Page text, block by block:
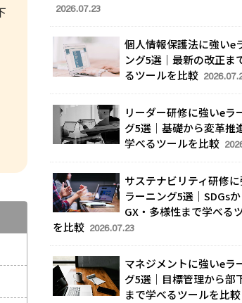
2026.07.23
個人情報保護法に強いe
ング5選｜最新の改正ま
るツールを比較
リーダー研修に強いeラ
グ5選｜基礎から変革推
学べるツールを比較
サステナビリティ研修
ラーニング5選｜SDGs
GX・多様性まで学べる
を比較 2026.07.23
マネジメントに強いeラ
グ5選｜目標管理から部
まで学べるツールを比較